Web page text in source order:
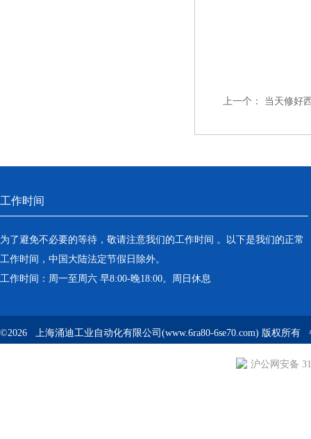
上一个： 当天修好
工作时间
为了避免不必要的等待，敬请注意我们的工作时间 。以下是我们的正常
工作时间，中国大陆法定节假日除外。
工作时间：周一至周六 早8:00-晚18:00。周日休息
©2026 上海涌迪工业自动化有限公司(www.6ra80-6se70.com) 版权所有
沪公网安备